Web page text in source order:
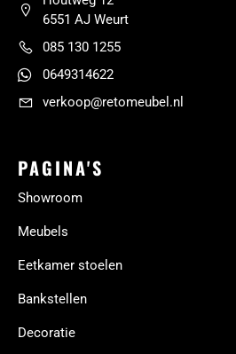
6551 AJ Weurt
085 130 1255
0649314622
verkoop@retomeubel.nl
PAGINA'S
Showroom
Meubels
Eetkamer stoelen
Bankstellen
Decoratie